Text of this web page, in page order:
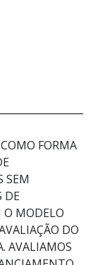
FORMA
SEM
DE
O MODELO
DO
AVALIAMOS